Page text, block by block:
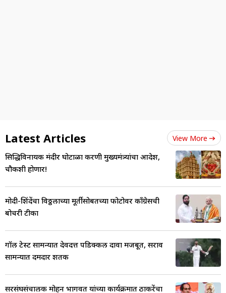
Latest Articles View More
सिद्धिविनायक मंदीर घोटाळा प्रकरणी मुख्यमंत्र्यांचा आदेश,
चौकशी होणार!
मोदी-शिंदेंचा विठ्ठलाच्या मूर्तीसोबतच्या फोटोवर काँग्रेसची
बोचरी टीका
गॉल टेस्ट सामन्यात देवदत्त पडिक्कल दावा मजबूत, सराव
सामन्यात दमदार शतक
सरसंघसंचालक मोहन भागवत यांच्या कार्यक्रमात ठाकरेंचा